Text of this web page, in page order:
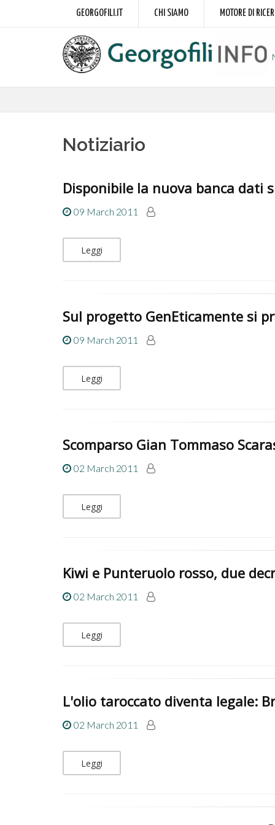
GEORGOFILI.IT CHI SIAMO MOTORE DI
Notiziario
Disponibile la nuova banca dati
09 March 2011
Leggi
Sul progetto GenEticamente si
09 March 2011
Leggi
Scomparso Gian Tommaso
02 March 2011
Leggi
Kiwi e Punteruolo rosso, due
02 March 2011
Leggi
L'olio taroccato diventa legale:
02 March 2011
Leggi